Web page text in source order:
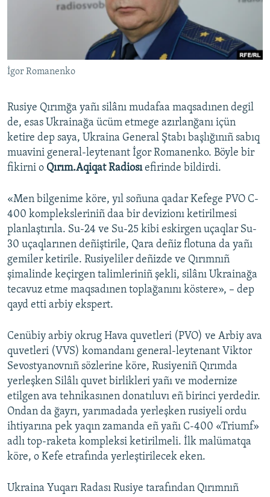
QOŞULIÑIZ!
RFE/RS bütün saytları
İgor Romanenko
Rusiye Qırımğa yañı silânı mudafaa maqsadınen degil
de, esas Ukrainağa ücüm etmege azırlanğanı içün
ketire dep saya, Ukraina General Ştabı başlığınıñ sabıq
muavini general-leytenant İgor Romanenko. Böyle bir
fikirni o Qırım.Aqiqat Radiosıefirinde bildirdi.
«Men bilgenime köre, yıl soñuna qadar Kefege PVO C-
400 kompleksleriniñ daa bir devizionı ketirilmesi
planlaştırıla. Su-24 ve Su-25 kibi eskirgen uçaqlar Su-
30 uçaqlarınen deñiştirile, Qara deñiz flotuna da yañı
gemiler ketirile. Rusiyeliler deñizde ve Qırımnıñ
şimalinde keçirgen talimleriniñ şekli, silânı Ukrainağa
tecavuz etme maqsadınen toplağanını köstere», – dep
qayd etti arbiy ekspert.
Cenübiy arbiy okrug Hava quvetleri (PVO) ve Arbiy ava
quvetleri (VVS) komandanı general-leytenant Viktor
Sevostyanovnıñ sözlerine köre, Rusiyeniñ Qırımda
yerleşken Silâlı quvet birlikleri yañı ve modernize
etilgen ava tehnikasınen donatıluvı eñ birinci yerdedir.
Ondan da ğayrı, yarımadada yerleşken rusiyeli ordu
ihtiyarına pek yaqın zamanda eñ yañı C-400 «Triumf»
adlı top-raketa kompleksi ketirilmeli. İlk malümatqa
köre, o Kefe etrafında yerleştirilecek eken.
Ukraina Yuqarı Radası Rusiye tarafından Qırımnıñ